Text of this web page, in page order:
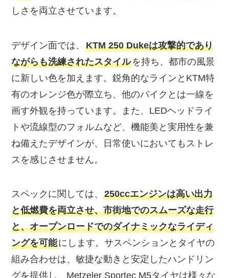
しさを両立させています。
デザイン面では、KTM 250 Dukeは攻撃的であり
ながらも洗練されたスタイルを持ち、都市の風景
に新しい色を加えます。鋭角的なラインとKTM特
有のオレンジ色が際立ち、他のバイクとは一線を
画す外観を持っています。また、LEDヘッドライ
トや流線型のフォルムなど、機能美と実用性を兼
ね備えたデザインが、日常使いにおいてもストレ
スを感じさせません。
スペックに関しては、250ccエンジンは高い出力
と低燃費を両立させ、市街地でのスムーズな走行
と、オープンロードでのダイナミックなライディ
ングを可能にします。サスペンションとタイヤの
組み合わせは、敏捷な動きと安定したハンドリン
グを提供し、Metzeler Sportec M5タイヤは様々な